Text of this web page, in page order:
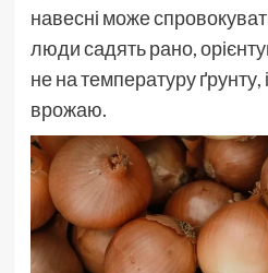
навесні може
люди садять рано,
не на температуру ґрунту,
врожаю.